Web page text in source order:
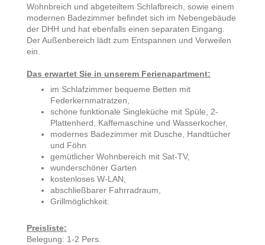
Wohnbreich und abgeteiltem Schlafbreich, sowie einem
modernen Badezimmer befindet sich im Nebengebäude
der DHH und hat ebenfalls einen separaten Eingang.
Der Außenbereich lädt zum Entspannen und Verweilen
ein.
Das erwartet Sie in unserem Ferienapartment:
im Schlafzimmer bequeme Betten mit
Federkernmatratzen,
schöne funktionale Singleküche mit Spüle, 2-
Plattenherd, Kaffemaschine und Wasserkocher,
modernes Badezimmer mit Dusche, Handtücher
und Föhn
gemütlicher Wohnbereich mit Sat-TV,
wunderschöner Garten
kostenloses W-LAN,
abschließbarer Fahrradraum,
Grillmöglichkeit.
Preisliste:
Belegung: 1-2 Pers.